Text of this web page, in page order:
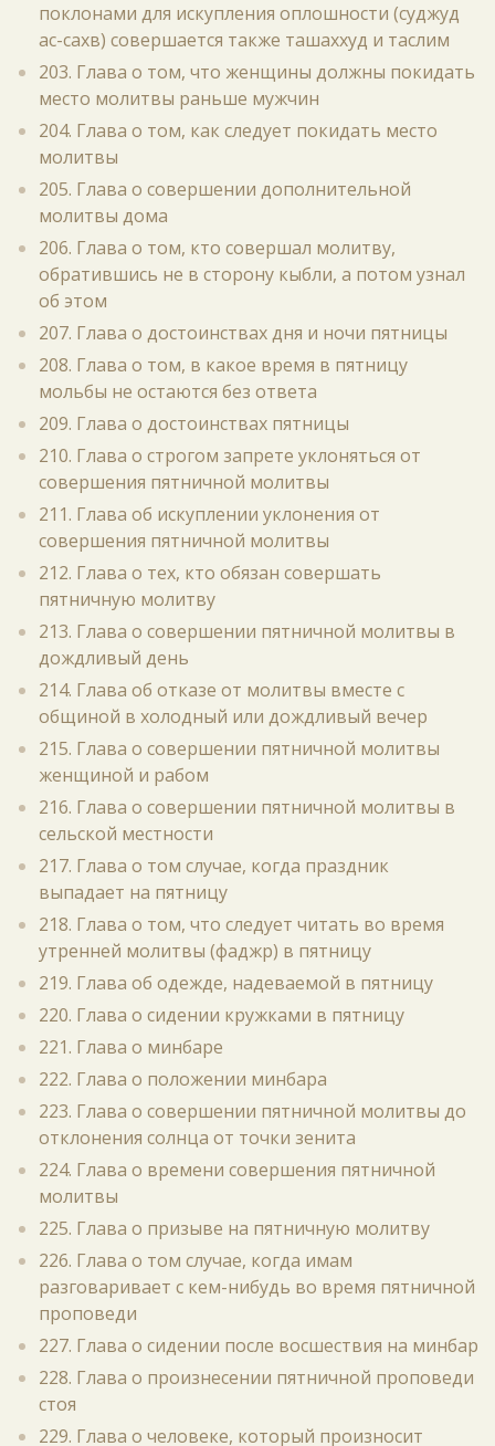
поклонами для искупления оплошности (суджуд
ас-сахв) совершается также ташаххуд и таслим
203. Глава о том, что женщины должны покидать
место молитвы раньше мужчин
204. Глава о том, как следует покидать место
молитвы
205. Глава о совершении дополнительной
молитвы дома
206. Глава о том, кто совершал молитву,
обратившись не в сторону кыбли, а потом узнал
об этом
207. Глава о достоинствах дня и ночи пятницы
208. Глава о том, в какое время в пятницу
мольбы не остаются без ответа
209. Глава о достоинствах пятницы
210. Глава о строгом запрете уклоняться от
совершения пятничной молитвы
211. Глава об искуплении уклонения от
совершения пятничной молитвы
212. Глава о тех, кто обязан совершать
пятничную молитву
213. Глава о совершении пятничной молитвы в
дождливый день
214. Глава об отказе от молитвы вместе с
общиной в холодный или дождливый вечер
215. Глава о совершении пятничной молитвы
женщиной и рабом
216. Глава о совершении пятничной молитвы в
сельской местности
217. Глава о том случае, когда праздник
выпадает на пятницу
218. Глава о том, что следует читать во время
утренней молитвы (фаджр) в пятницу
219. Глава об одежде, надеваемой в пятницу
220. Глава о сидении кружками в пятницу
221. Глава о минбаре
222. Глава о положении минбара
223. Глава о совершении пятничной молитвы до
отклонения солнца от точки зенита
224. Глава о времени совершения пятничной
молитвы
225. Глава о призыве на пятничную молитву
226. Глава о том случае, когда имам
разговаривает с кем-нибудь во время пятничной
проповеди
227. Глава о сидении после восшествия на минбар
228. Глава о произнесении пятничной проповеди
стоя
229. Глава о человеке, который произносит